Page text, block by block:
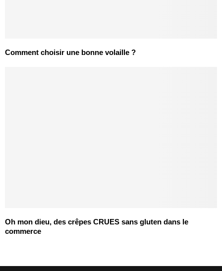
Comment choisir une bonne volaille ?
Oh mon dieu, des crêpes CRUES sans gluten dans le
commerce